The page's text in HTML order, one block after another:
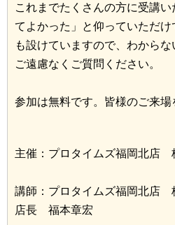
これまでたくさんの方に受講
てよかった」と仰っていただ
も設けていますので、わからな
ご遠慮なくご質問ください。
参加は無料です。皆様のご来場
主催：プロタイムズ福岡北店
講師：プロタイムズ福岡北店
店長 福本章宏